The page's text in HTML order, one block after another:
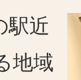
駅近
地域